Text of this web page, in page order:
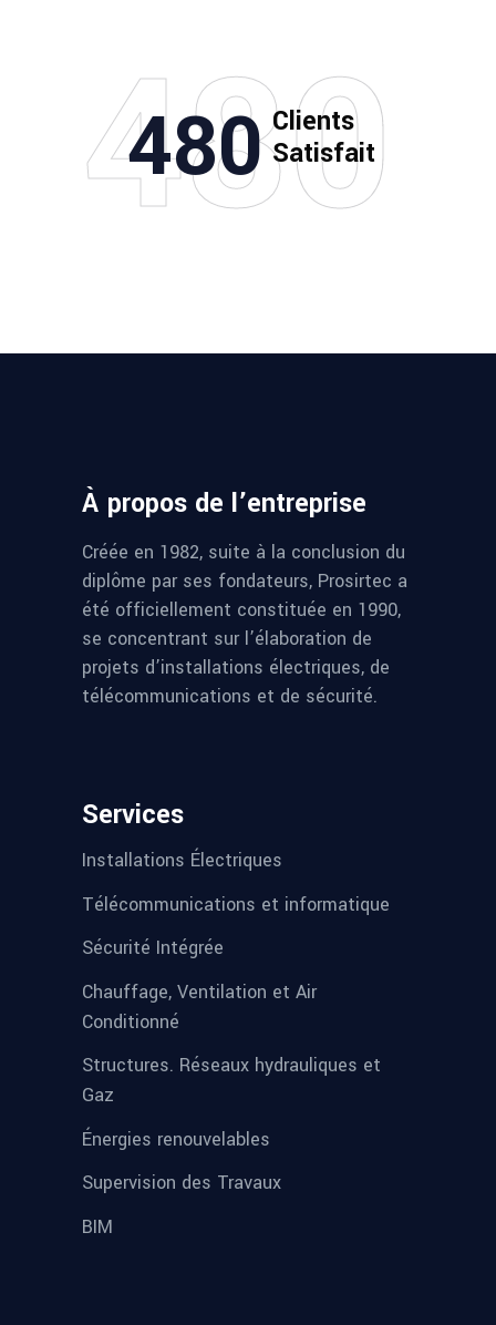
480
480 Clients
Satisfait
À propos de l’entreprise
Créée en 1982, suite à la conclusion du
diplôme par ses fondateurs, Prosirtec a
été officiellement constituée en 1990,
se concentrant sur l’élaboration de
projets d’installations électriques, de
télécommunications et de sécurité.
Services
Installations Électriques
Télécommunications et informatique
Sécurité Intégrée
Chauffage, Ventilation et Air
Conditionné
Structures. Réseaux hydrauliques et
Gaz
Énergies renouvelables
Supervision des Travaux
BIM